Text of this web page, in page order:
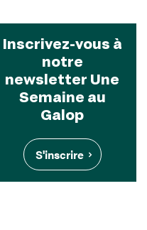
Inscrivez-vous à
notre
newsletter Une
Semaine au
Galop
S'inscrire